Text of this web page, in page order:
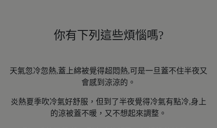
你有下列這些煩惱嗎?
天氣忽冷忽熱,蓋上綿被覺得超悶熱,可是一旦蓋不住半夜又
會感到涼涼的。
炎熱夏季吹冷氣好舒服，但到了半夜覺得冷氣有點冷,身上
的涼被蓋不暖，又不想起來調整。